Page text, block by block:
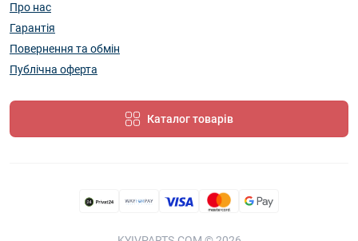
Про нас
Гарантія
Повернення та обмін
Публічна оферта
Каталог товарів